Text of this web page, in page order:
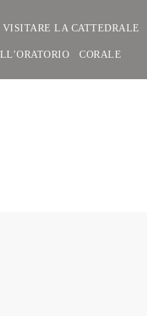
VISITARE LA CATTEDRALE
CORALE